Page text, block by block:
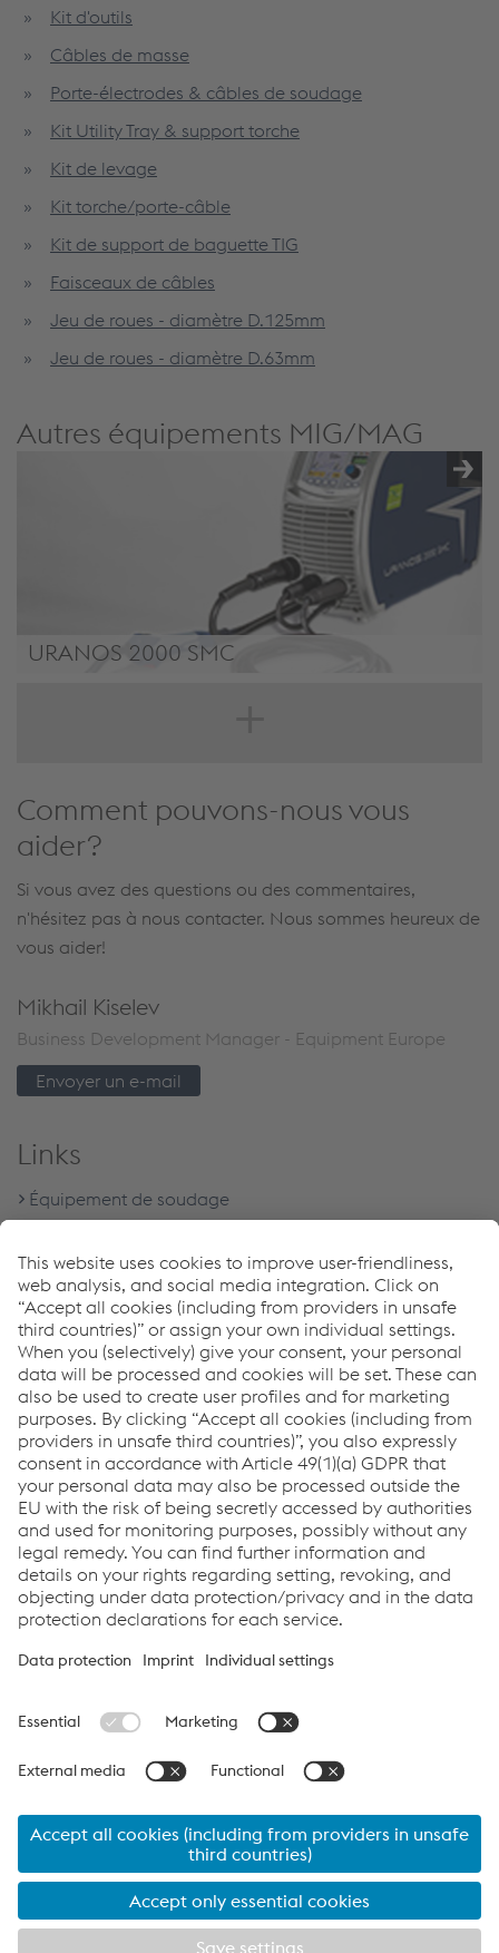
Kit d'outils
Câbles de masse
Porte-électrodes & câbles de soudage
Kit Utility Tray & support torche
Kit de levage
Kit torche/porte-câble
Kit de support de baguette TIG
Faisceaux de câbles
Jeu de roues - diamètre D.125mm
Jeu de roues - diamètre D.63mm
Autres équipements MIG/MAG
URANOS 2000 SMC
Comment pouvons-nous vous
aider?
Si vous avez des questions ou des commentaires,
n'hésitez pas à nous contacter. Nous sommes heureux de
vous aider!
Mikhail Kiselev
Business Development Manager - Equipment Europe
Envoyer un e-mail
Links
Équipement de soudage
Programme de garantie de 5 ans de Böhler Welding
Recherche de distributeurs
Downloads
Onduleur pour le soudage à l'arcPDF | 7,2 MB
TERRA NX - BrochurePDF | 2,11 MB
Links
Soutien et service
Carrière
Conditions générales
Code of Conduct
Protection des données
Cookie settings
Language